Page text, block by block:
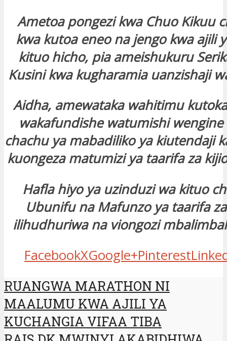
Ametoa pongezi kwa Chuo Kikuu
kwa kutoa eneo na jengo kwa ajili
kituo hicho, pia ameishukuru
Kusini kwa kugharamia uanzishaji
Aidha, amewataka wahitimu
wakafundishe watumishi wengine
chachu ya mabadiliko ya kiutendaji
kuongeza matumizi ya taarifa za
Hafla hiyo ya uzinduzi wa kituo
Ubunifu na Mafunzo ya taarifa
ilihudhuriwa na viongozi
FacebookXGoogle+Pinterest
RUANGWA MARATHON NI
MAALUMU KWA AJILI YA
KUCHANGIA VIFAA TIBA